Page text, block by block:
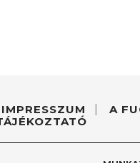
IMPRESSZUM A